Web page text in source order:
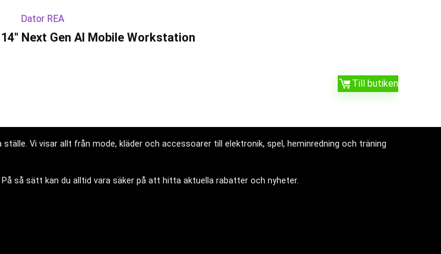
Dator REA
Next Gen AI Mobile Workstation
Till butiken
Vi visar allt från mode, kläder och accessoarer till elektronik, spel, heminredning och träning
så sätt kan du alltid vara säker på att hitta aktuella rabatter och nyheter.